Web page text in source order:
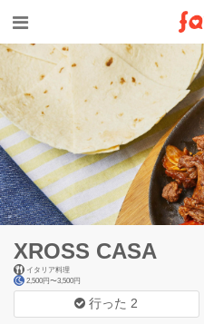
XROSS CASA
イタリア料理
2,500円〜3,500円
行った 2